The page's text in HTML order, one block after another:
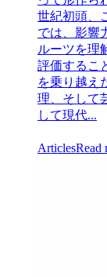
世紀初頭、
では、影響
ルーツを理
評価するこ
を乗り越え
理、そして
して現代...
ArticlesRead